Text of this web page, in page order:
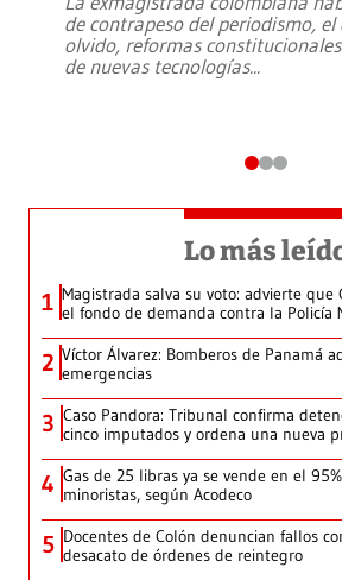
de contrapeso del periodismo, el
olvido, reformas
de nuevas tecnologías...
Lo más
1 Magistrada salva su voto: advierte que
el fondo de demanda contra la Policía
2 Víctor Álvarez: Bomberos de Panamá
emergencias
3 Caso Pandora: Tribunal confirma
cinco imputados y ordena una nueva
4 Gas de 25 libras ya se vende en el
minoristas, según Acodeco
5 Docentes de Colón denuncian fallos
desacato de órdenes de reintegro